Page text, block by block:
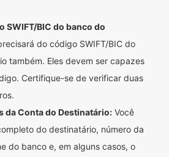
SWIFT/BIC do banco do
do código SWIFT/BIC do
também. Eles devem ser capazes
Certifique-se de verificar duas
da Conta do Destinatário: Você
do destinatário, número da
do banco e, em alguns casos, o